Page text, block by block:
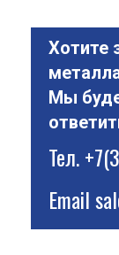
Хотите
Мы
Тел.
Email